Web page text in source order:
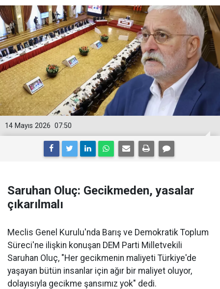
07:50
14 Mayıs 2026
Saruhan Oluç: Gecikmeden, yasalar
çıkarılmalı
Meclis Genel Kurulu'nda Barış ve Demokratik Toplum
Süreci'ne ilişkin konuşan DEM Parti Milletvekili
Saruhan Oluç, "Her gecikmenin maliyeti Türkiye'de
yaşayan bütün insanlar için ağır bir maliyet oluyor,
dolayısıyla gecikme şansımız yok" dedi.